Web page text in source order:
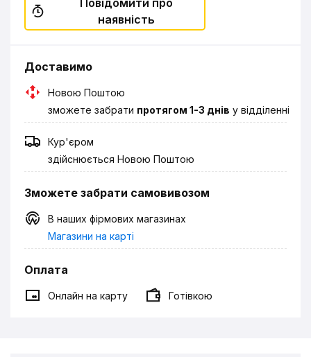
Повідомити про
наявність
Доставимо
Новою Поштою
зможете забрати протягом 1-3 днів у відділенні
Кур'єром
здійснюється Новою Поштою
Зможете забрати самовивозом
В наших фірмових магазинах
Магазини на карті
Оплата
Онлайн на карту Готівкою